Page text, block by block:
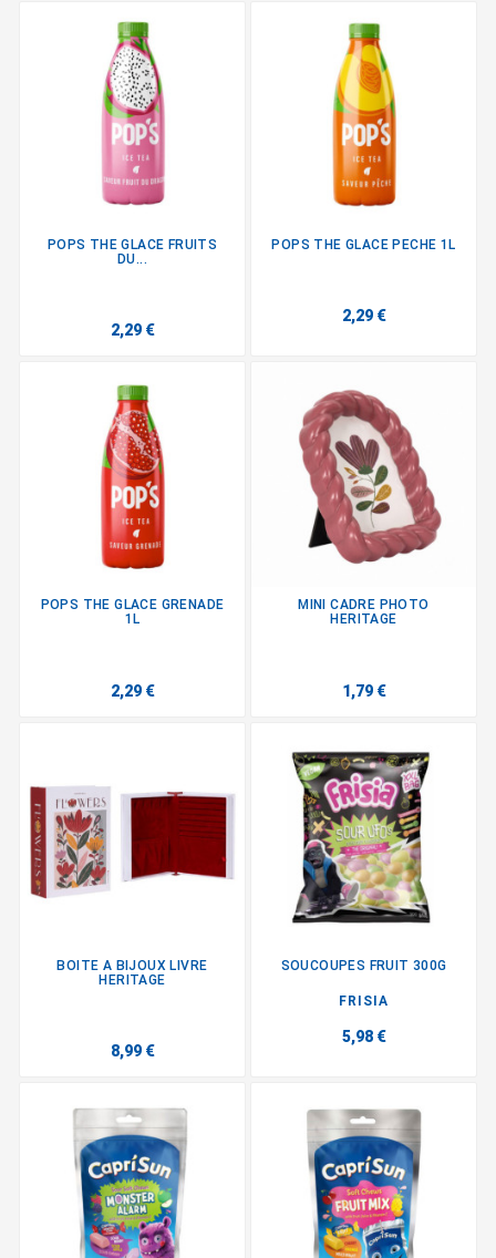
POPS THE GLACE FRUITS
DU...
2,29 €
POPS THE GLACE PECHE 1L
2,29 €
POPS THE GLACE GRENADE
1L
2,29 €
MINI CADRE PHOTO
HERITAGE
1,79 €
BOITE A BIJOUX LIVRE
HERITAGE
8,99 €
SOUCOUPES FRUIT 300G
FRISIA
5,98 €